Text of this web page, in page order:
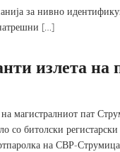
за нивно
[…]
излета
магистралниот пат
со битолски
на СВР-